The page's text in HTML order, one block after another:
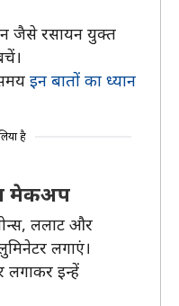
जैसे रसायन युक्त
इन बातों का ध्यान
है
मेकअप
ललाट और
लगाएं।
लगाकर इन्हें